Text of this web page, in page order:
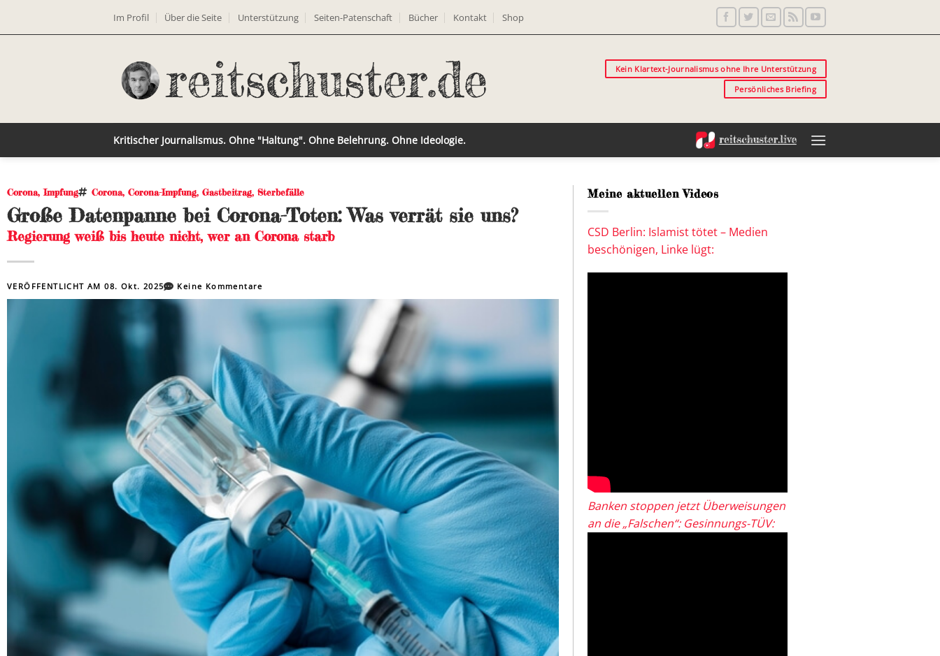
Im Profil Über die Seite Unterstützung Seiten-Patenschaft Bücher Kontakt Shop
Kein Klartext-Journalismus ohne Ihre Unterstützung
Persönliches Briefing
Kritischer Journalismus. Ohne "Haltung". Ohne Belehrung. Ohne Ideologie.
Corona,Impfung Corona, Corona-Impfung, Gastbeitrag, Sterbefälle
Große Datenpanne bei Corona-Toten: Was verrät sie uns?
Regierung weiß bis heute nicht, wer an Corona starb
VERÖFFENTLICHT AM08. Okt. 2025 Keine Kommentare
Meine aktuellen Videos
CSD Berlin: Islamist tötet – Medien
beschönigen, Linke lügt:
Banken stoppen jetzt Überweisungen
an die „Falschen“: Gesinnungs-TÜV: